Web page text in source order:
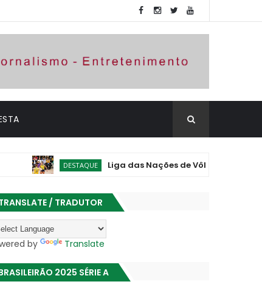
DESTAQUE Liga das Nações de Vôlei: Brasil vence
/ TRADUTOR
by Translate
2025 SÉRIE A